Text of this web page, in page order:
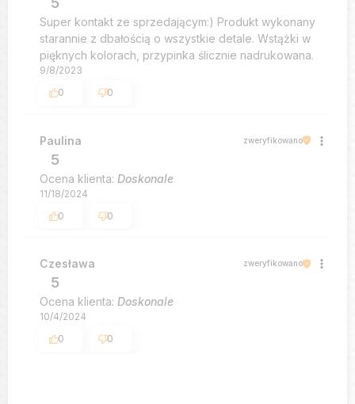
Super kontakt ze sprzedającym:) Produkt wykonany
starannie z dbałością o wszystkie detale. Wstążki w
pięknych kolorach, przypinka ślicznie nadrukowana.
9/8/2023
0
0
Paulina zweryfikowano
5
Ocena klienta: Doskonale
11/18/2024
0
0
Czesława zweryfikowano
5
Ocena klienta: Doskonale
10/4/2024
0
0